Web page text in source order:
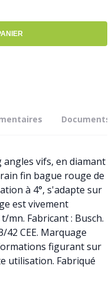
Documents
angles vifs, en diamant
fin bague rouge de
à 4°, s'adapte sur
est vivement
mn. Fabricant : Busch.
42 CEE. Marquage
figurant sur
utilisation. Fabriqué